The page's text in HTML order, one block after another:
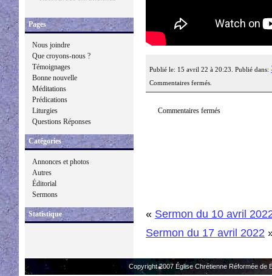
Pages
Nous joindre
Que croyons-nous ?
Témoignages
Bonne nouvelle
Méditations
Prédications
Liturgies
Questions Réponses
Catégories
Annonces et photos
Autres
Éditorial
Sermons
Statistique
Publié le: 15 avril 22 à 20:23. Publié dans:
Commentaires fermés.
Commentaires fermés
« Sermon du 10 avril
Sermon du 17 avril 2022
Copyright 2007 Église Chrétienne Réformée de